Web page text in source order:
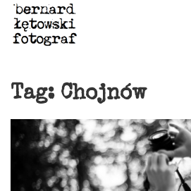
Tag: Chojnów